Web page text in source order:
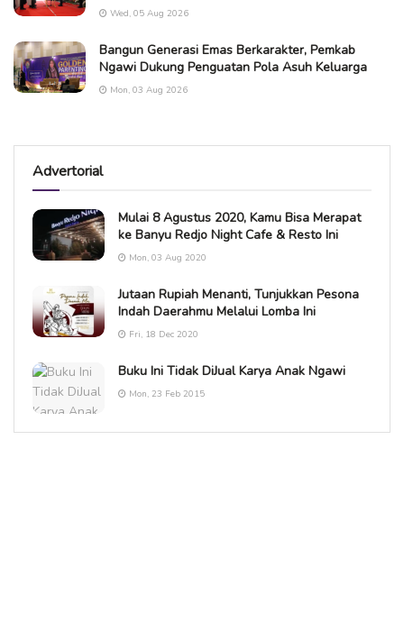
Wed, 05 Aug 2026
Bangun Generasi Emas Berkarakter, Pemkab
Ngawi Dukung Penguatan Pola Asuh Keluarga
Mon, 03 Aug 2026
Advertorial
Mulai 8 Agustus 2020, Kamu Bisa Merapat
ke Banyu Redjo Night Cafe & Resto Ini
Mon, 03 Aug 2020
Jutaan Rupiah Menanti, Tunjukkan Pesona
Indah Daerahmu Melalui Lomba Ini
Fri, 18 Dec 2020
Buku Ini Tidak DiJual Karya Anak Ngawi
Mon, 23 Feb 2015